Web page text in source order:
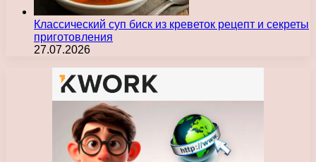
Классический суп биск из креветок рецепт и секреты
приготовления
27.07.2026